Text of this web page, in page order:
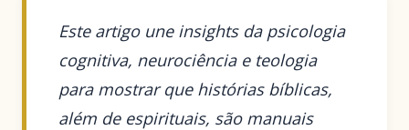
Este artigo une insights da psicologia
cognitiva, neurociência e teologia
para mostrar que histórias bíblicas,
além de espirituais, são manuais